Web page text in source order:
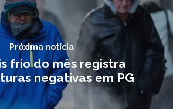
Próxima notícia
frio do mês registra
negativas em PG